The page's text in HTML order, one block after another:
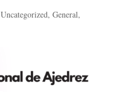
Uncategorized, General,